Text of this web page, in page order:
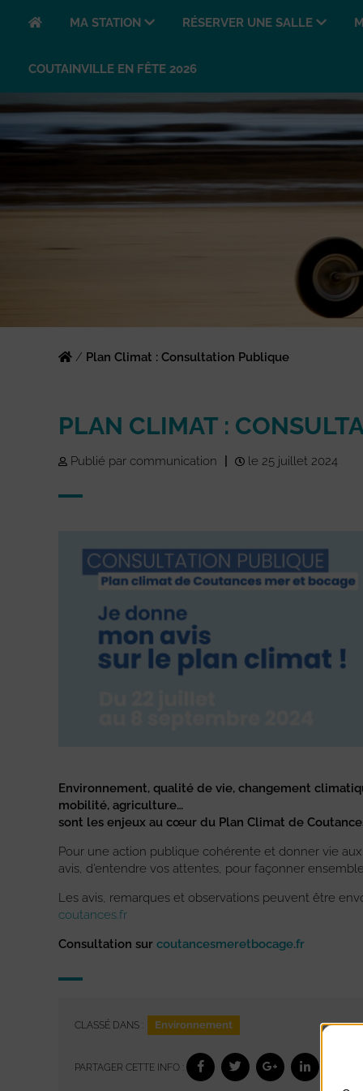
MA STATION RÉSERVER UNE SALLE
COUTAINVILLE EN FÊTE 2026
/ Plan Climat : Consultation Publique
PLAN CLIMAT :
Publié par communication le 25 juillet 2024
Environnement, qualité de vie, changement
mobilité, agriculture…
sont les enjeux au cœur du Plan Climat de
Pour une action publique cohérente et donner vie
avis, d’entendre vos attentes, pour façonner
Les avis, remarques et observations peuvent être
coutances.fr
Consultation sur coutancesmeretbocage.fr
CLASSÉ DANS : Environnement
PARTAGER CETTE INFO :